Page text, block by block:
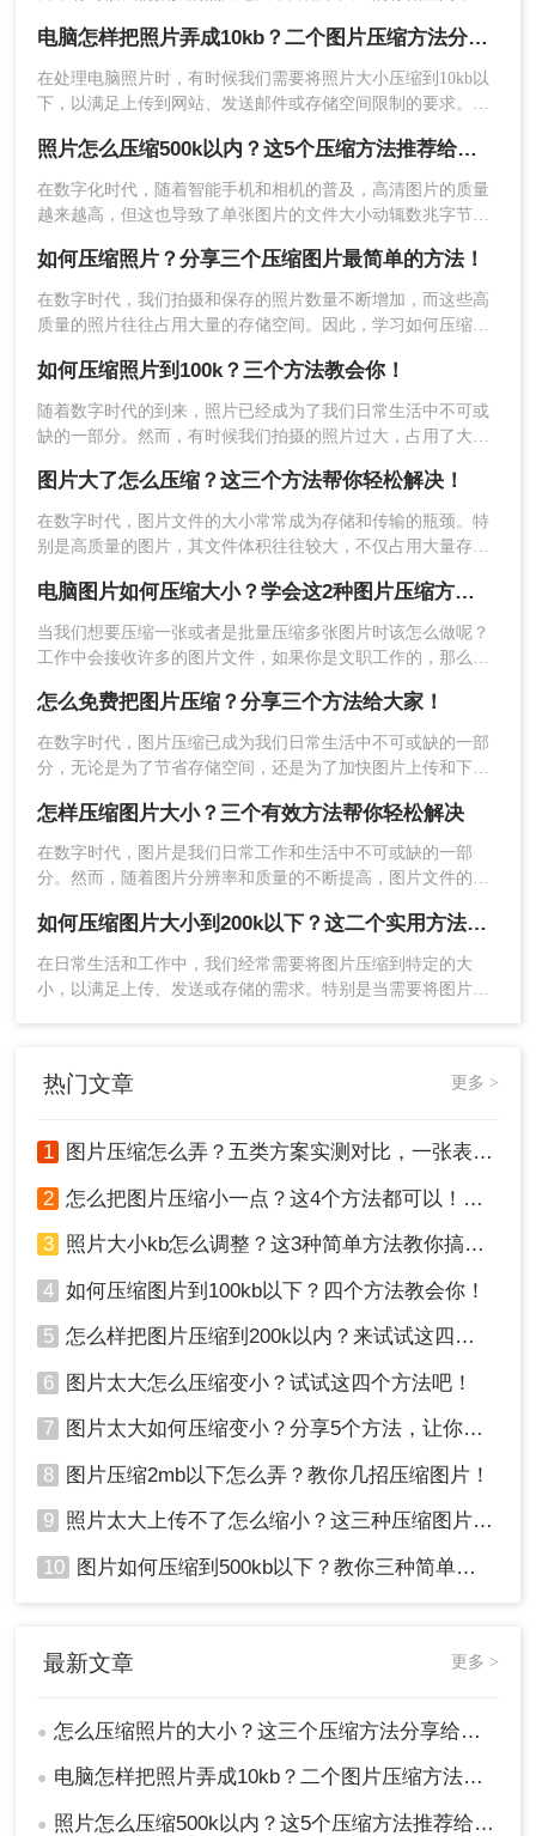
一下压缩程度，但是压缩力度越大，图片的画质会
4、压缩成功，点击下载即可。大家也可以看到压缩
后的体积，对比压缩前是不是小了很多呢~
三、使用转转大师客户端进行批量图片压缩
烦了，我们可以借助转转大师压缩工具，批量添加
图片、批量压缩。
客户端下载地址：
https://pdftoword.55.la/imgcompress/
操作如下：
量压缩哦~
换。
3、压缩完成，可以直接对比压缩前后的大小，是不
是小了很多呢。压缩效果也可以打开文件查看哦。
方法。无论你选择哪种压缩方法，都要记得备份原
照片压缩可以减小图片文件的大小，使其更易于存储和传输。
下面将介绍几种常用的怎么压缩照片的大小方法。
电脑怎样把照片弄成10kb？二个图片压缩方法分享给你！
在处理电脑照片时，有时候我们需要将照片大小压缩到10kb以
下，以满足上传到网站、发送邮件或存储空间限制的要求。那
法，帮助你将电脑照片压缩到10kb以下。
照片怎么压缩500k以内？这5个压缩方法推荐给你！
在数字化时代，随着智能手机和相机的普及，高清图片的质量
越来越高，但这也导致了单张图片的文件大小动辄数兆字节
附件限制、社交媒体上传要求或网页加载速度优化的需求，将
照片压缩至500K以内成为了许多用户迫切需要掌握的一项技
能。那么照片怎么压缩500k以内呢？本文将详细介绍五种简单
如何压缩照片？分享三个压缩图片最简单的方法！
在数字时代，我们拍摄和保存的照片数量不断增加，而这些高
质量的照片往往占用大量的存储空间。因此，学习如何压缩照
省存储空间，同时保持照片的质量。
如何压缩照片到100k？三个方法教会你！
随着数字时代的到来，照片已经成为了我们日常生活中不可或
缺的一部分。然而，有时候我们拍摄的照片过大，占用了大量
照片进行压缩。那么如何将照片压缩到100k呢？下面将介绍几
种常用的方法。
图片大了怎么压缩？这三个方法帮你轻松解决！
在数字时代，图片文件的大小常常成为存储和传输的瓶颈。特
别是高质量的图片，其文件体积往往较大，不仅占用大量存储
压缩呢？以下是四种常用的图片压缩方法，帮助您轻松解决这
一问题。
电脑图片如何压缩大小？学会这2种图片压缩方法，给你的电脑腾出40%的空间
当我们想要压缩一张或者是批量压缩多张图片时该怎么做呢？
工作中会接收许多的图片文件，如果你是文职工作的，那么经
是怎么解决的呢
怎么免费把图片压缩？分享三个方法给大家！
在数字时代，图片压缩已成为我们日常生活中不可或缺的一部
分，无论是为了节省存储空间，还是为了加快图片上传和下载
呢？本文将介绍三种免费压缩图片的方法，帮助您轻松实现图
片压缩。
怎样压缩图片大小？三个有效方法帮你轻松解决
在数字时代，图片是我们日常工作和生活中不可或缺的一部
分。然而，随着图片分辨率和质量的不断提高，图片文件的大
此，学会怎样压缩图片大小变得尤为重要。本文将为您介绍几
种常见的图片压缩方法，帮助您轻松解决图片过大的问题。
如何压缩图片大小到200k以下？这二个实用方法分享给你！
在日常生活和工作中，我们经常需要将图片压缩到特定的大
小，以满足上传、发送或存储的需求。特别是当需要将图片大
下。
热门文章 更多 >
1 图片压缩怎么弄？五类方案实测对比，一张表看懂怎么选！
2 怎么把图片压缩小一点？这4个方法都可以！赶紧试试！
3 照片大小kb怎么调整？这3种简单方法教你搞定！
4 如何压缩图片到100kb以下？四个方法教会你！
5 怎么样把图片压缩到200k以内？来试试这四种压缩方法！
6 图片太大怎么压缩变小？试试这四个方法吧！
7 图片太大如何压缩变小？分享5个方法，让你轻松调整图片大小
8 图片压缩2mb以下怎么弄？教你几招压缩图片！
9 照片太大上传不了怎么缩小？这三种压缩图片的方法非常实用！
10 图片如何压缩到500kb以下？教你三种简单方法！
最新文章 更多 >
● 怎么压缩照片的大小？这三个压缩方法分享给你！
● 电脑怎样把照片弄成10kb？二个图片压缩方法分享给你！
● 照片怎么压缩500k以内？这5个压缩方法推荐给你！